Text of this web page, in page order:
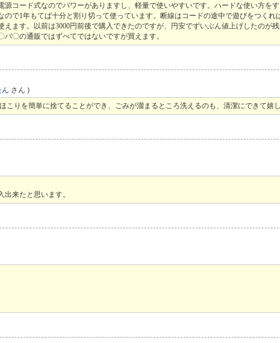
コード式なのでパワーがありますし、軽量で使いやすいです。ハードな使い方を
で1年もてば十分と割り切って使っています。断線はコードの途中で遊びをつくれ
ます。以前は3000円前後で購入できたのですが、円安でずいぶん値上げしたのが
〇の通販ではずべてではないですが買えます。
ん さん )
りを簡単に捨てることができ、ごみが溜まるところ洗えるのも、清潔にできて嬉し
来たと思います。